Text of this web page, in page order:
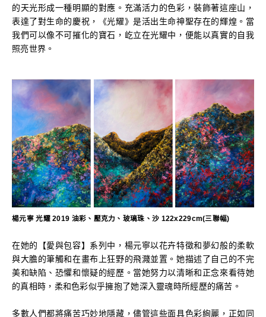
的天光形成一種明顯的對應。充滿活力的色彩，裝飾著這座山，
表達了對生命的慶祝，《光耀》是活出生命神聖存在的輝煌。當
我們可以像不可摧化的寶石，屹立在光耀中，便能以真實的自我
照亮世界。
楊元寧 光耀 2019 油彩、壓克力、玻璃珠、沙 122x229cm(三聯幅)
在她的【愛與包容】系列中，楊元寧以花卉特徵和夢幻般的柔軟
與大膽的筆觸和在畫布上狂野的飛濺並置。她描述了自己的不完
美和缺陷、恐懼和懷疑的經歷。當她努力以清晰和正念來看待她
的真相時，柔和色彩似乎擁抱了她深入靈魂時所經歷的痛苦。
多數人們都將痛苦巧妙地隱藏，儘管這些面具色彩絢麗，正如同